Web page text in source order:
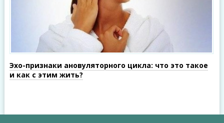
Эхо-признаки ановуляторного цикла: что это такое
и как с этим жить?